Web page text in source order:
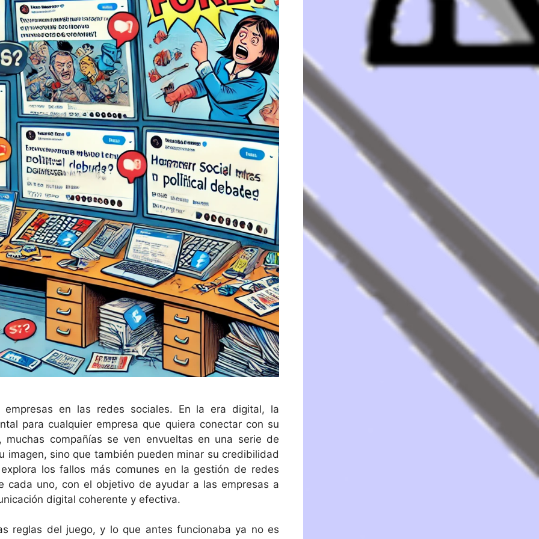
en las redes sociales. En la era digital, la
para cualquier empresa que quiera conectar con su
compañías se ven envueltas en una serie de
imagen, sino que también pueden minar su credibilidad
los fallos más comunes en la gestión de redes
cada uno, con el objetivo de ayudar a las empresas a
digital coherente y efectiva.
reglas del juego, y lo que antes funcionaba ya no es